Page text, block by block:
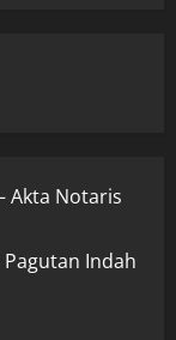
Akta Notaris
Pagutan Indah